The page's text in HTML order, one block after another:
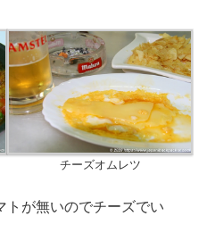
チーズオムレツ
トが無いのでチーズでい